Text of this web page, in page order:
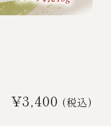
¥3,400 (税込)